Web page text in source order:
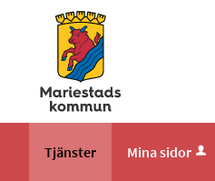
Välkommen
Mariestads
Tjänster Mina sidor